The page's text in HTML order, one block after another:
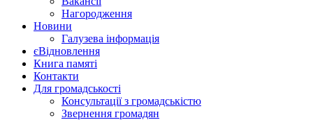
Нагородження
Новини
Галузева інформація
єВідновлення
Книга памяті
Контакти
Для громадськості
Консультації з громадськістю
Звернення громадян